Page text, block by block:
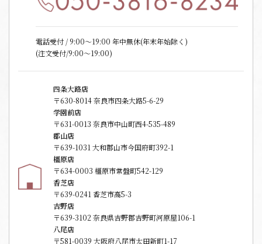
電話受付 / 9:00〜19:00 年中無休(年末年始除く)
(注文受付/9:00～19:00)
四条大路店
〒630-8014 奈良市四条大路5-6-29
学園前店
〒631-0013 奈良市中山町西4-535-489
郡山店
〒639-1031 大和郡山市今国府町392-1
橿原店
〒634-0003 橿原市常盤町542-129
香芝店
〒639-0241 香芝市高5-3
吉野店
〒639-3102 奈良県吉野郡吉野町河原屋106-1
八尾店
〒581-0039 大阪府八尾市太田新町1-17